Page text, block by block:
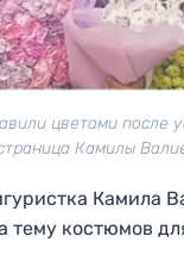
цветами после
Камилы
Камила
тему костюмов